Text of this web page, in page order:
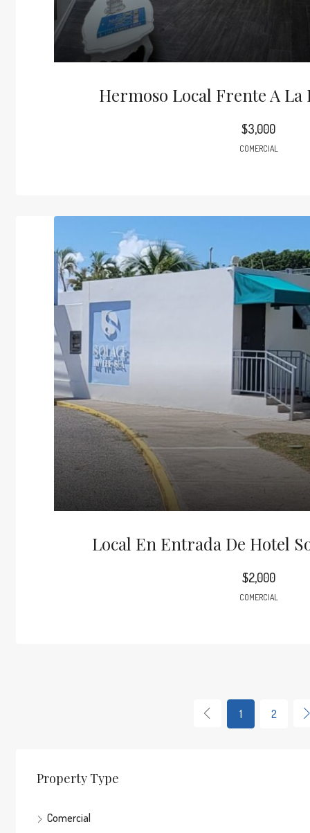
Hermoso Local Frente A La
$3,000
COMERCIAL
Local En Entrada De Hotel
$2,000
COMERCIAL
1 2
Property Type
Comercial